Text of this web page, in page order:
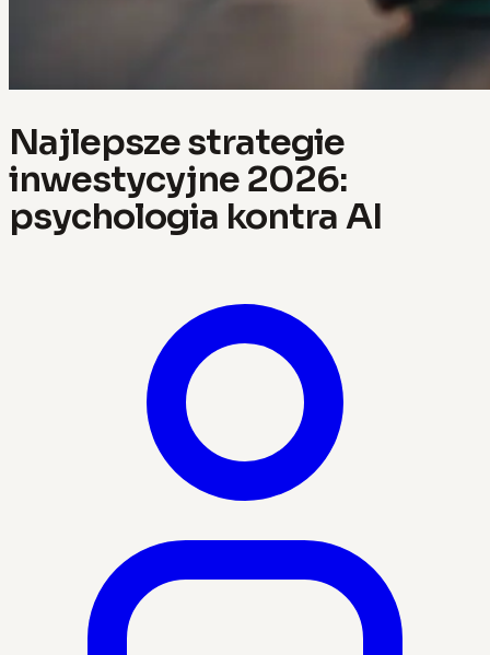
Najlepsze strategie
inwestycyjne 2026:
psychologia kontra AI